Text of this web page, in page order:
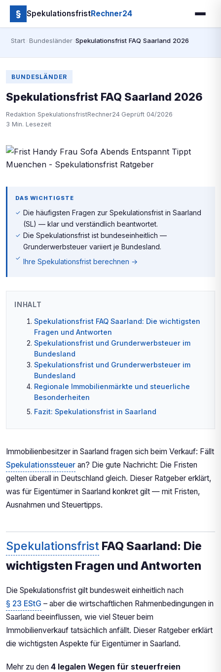
§ SpekulationsfristRechner24
Start Bundesländer ›Spekulationsfrist FAQ Saarland 2026
BUNDESLÄNDER
Spekulationsfrist FAQ Saarland 2026
Redaktion SpekulationsfristRechner24 Geprüft 04/2026
3 Min. Lesezeit
DAS WICHTIGSTE
Die häufigsten Fragen zur Spekulationsfrist in Saarland
(SL) — klar und verständlich beantwortet.
Die Spekulationsfrist ist bundeseinheitlich —
Grunderwerbsteuer variiert je Bundesland.
Ihre Spekulationsfrist berechnen →
INHALT
Spekulationsfrist FAQ Saarland: Die wichtigsten
Fragen und Antworten
Spekulationsfrist und Grunderwerbsteuer im
Bundesland
Spekulationsfrist und Grunderwerbsteuer im
Bundesland
Regionale Immobilienmärkte und steuerliche
Besonderheiten
Fazit: Spekulationsfrist in Saarland
Immobilienbesitzer in Saarland fragen sich beim Verkauf: Fällt
Spekulationssteuer an? Die gute Nachricht: Die Fristen
gelten überall in Deutschland gleich. Dieser Ratgeber erklärt,
was für Eigentümer in Saarland konkret gilt — mit Fristen,
Ausnahmen und Steuertipps.
Spekulationsfrist FAQ Saarland: Die
wichtigsten Fragen und Antworten
Die Spekulationsfrist gilt bundesweit einheitlich nach
§ 23 EStG – aber die wirtschaftlichen Rahmenbedingungen in
Saarland beeinflussen, wie viel Steuer beim
Immobilienverkauf tatsächlich anfällt. Dieser Ratgeber erklärt
die wichtigsten Aspekte für Eigentümer in Saarland.
Mehr zu den 4 legalen Wegen für steuerfreien